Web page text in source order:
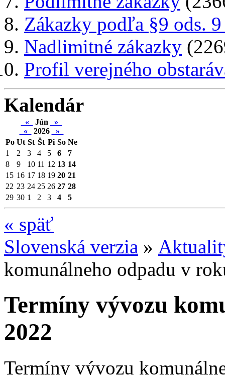
Zákazky podľa §9 ods.
Nadlimitné zákazky
Profil verejného
Kalendár
« Jún
»
«
2026
»
Po Ut St Št Pi So Ne
1
2 3 4 5 6
7
8
9 10 11 12 13 14
15 16 17 18 19 20 21
22 23 24 25 26 27 28
29 30 1 2 3 4 5
« späť
Slovenská verzia »
komunálneho odpadu v
Termíny vývozu
2022
Termíny vývozu